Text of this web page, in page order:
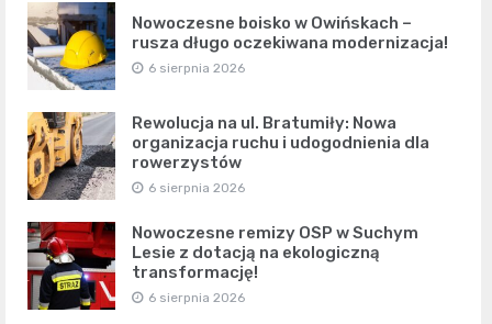
Nowoczesne boisko w Owińskach –
rusza długo oczekiwana modernizacja!
6 sierpnia 2026
Rewolucja na ul. Bratumiły: Nowa
organizacja ruchu i udogodnienia dla
rowerzystów
6 sierpnia 2026
Nowoczesne remizy OSP w Suchym
Lesie z dotacją na ekologiczną
transformację!
6 sierpnia 2026